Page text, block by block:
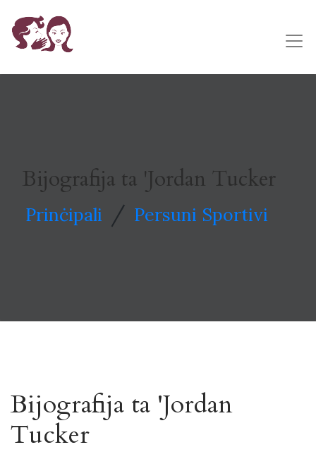
Bijografija ta 'Jordan Tucker
Prinċipali / Persuni Sportivi
Bijografija ta 'Jordan
Tucker